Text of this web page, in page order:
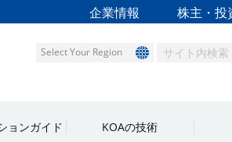
企業情報 株主・投
Select Your Region
ョンガイド KOAの技術